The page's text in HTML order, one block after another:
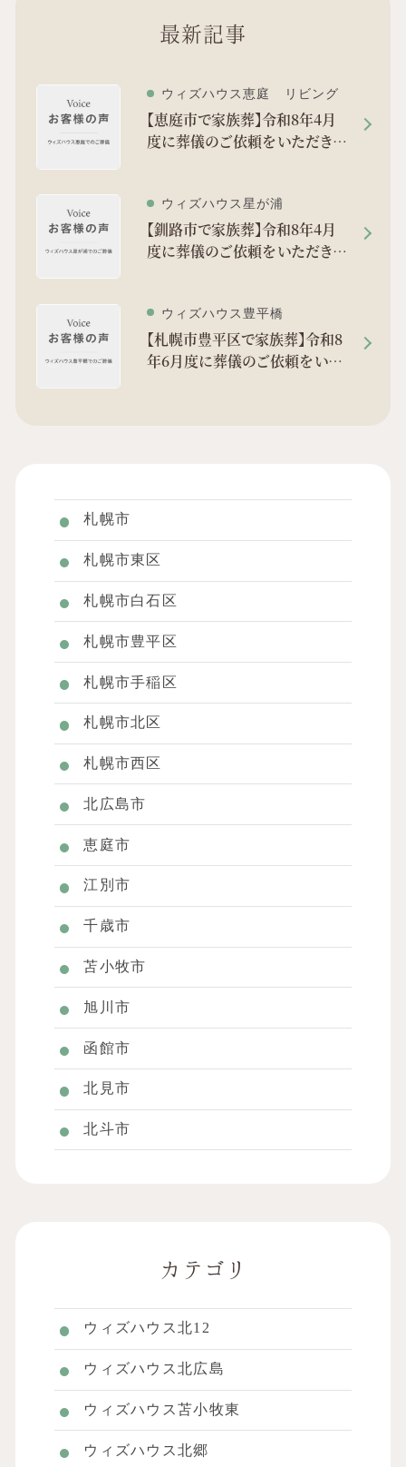
最新記事
ウィズハウス恵庭 リビング
【恵庭市で家族葬】令和8年4月
度に葬儀のご依頼をいただきま
ウィズハウス星が浦
【釧路市で家族葬】令和8年4月
度に葬儀のご依頼をいただきま
ウィズハウス豊平橋
【札幌市豊平区で家族葬】令和8
年6月度に葬儀のご依頼をいた
札幌市
札幌市東区
札幌市白石区
札幌市豊平区
札幌市手稲区
札幌市北区
札幌市西区
北広島市
恵庭市
江別市
千歳市
苫小牧市
旭川市
函館市
北見市
北斗市
カテゴリ
ウィズハウス北12
ウィズハウス北広島
ウィズハウス苫小牧東
ウィズハウス北郷